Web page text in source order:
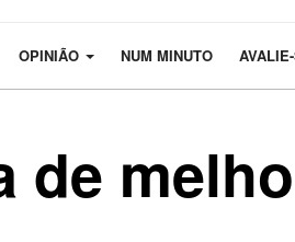
OPINIÃO NUM MINUTO
de